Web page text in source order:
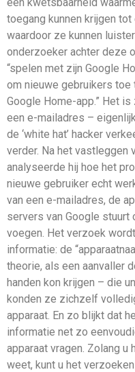
een kwetsbaarheid
toegang kunnen krijgen
waardoor ze kunnen
onderzoeker achter deze
“spelen met zijn Google
om nieuwe gebruikers toe
Google Home-app.” Het
een e-mailadres –
de ‘white hat’ hacker
verder. Na het vastleggen
analyseerde hij hoe het
nieuwe gebruiker echt
van een e-mailadres, de
servers van Google stuurt
voegen. Het verzoek
informatie: de
theorie, als een aanvaller
handen kon krijgen – die
konden ze zichzelf
apparaat. En zo blijkt dat
informatie net zo
apparaat vragen. Zolang u
weet, kunt u het